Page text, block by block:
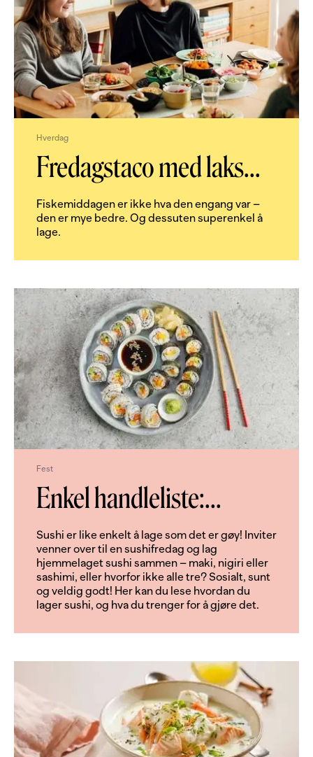
Hverdag
Fredagstaco med laks...
Fiskemiddagen er ikke hva den engang var –
den er mye bedre. Og dessuten superenkel å
lage.
Fest
Enkel handleliste:...
Sushi er like enkelt å lage som det er gøy! Inviter
venner over til en sushifredag og lag
hjemmelaget sushi sammen – maki, nigiri eller
sashimi, eller hvorfor ikke alle tre? Sosialt, sunt
og veldig godt! Her kan du lese hvordan du
lager sushi, og hva du trenger for å gjøre det.